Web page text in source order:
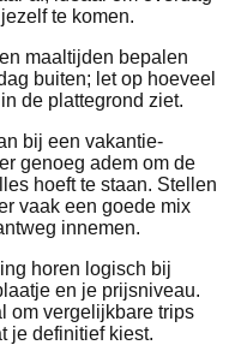
te komen.
maaltijden bepalen
buiten; let op hoeveel
de plattegrond ziet.
bij een vakantie-
genoeg adem om de
hoeft te staan. Stellen
vaak een goede mix
innemen.
horen logisch bij
en je prijsniveau.
om vergelijkbare trips
je definitief kiest.